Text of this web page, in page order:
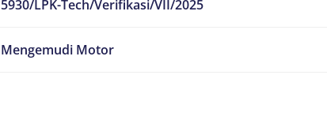
5930/LPK-Tech/Verifikasi/VII/2025
Mengemudi Motor